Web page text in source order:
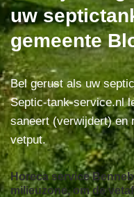
uw
gemeente
Bel gerust als uw
Septic-tank-service.nl
saneert (verwijdert) en
vetput.
Horeca service
milieuzone, om de